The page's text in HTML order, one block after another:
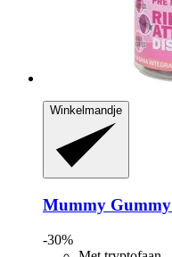
Winkelmandje
Mummy Gummy
-30%